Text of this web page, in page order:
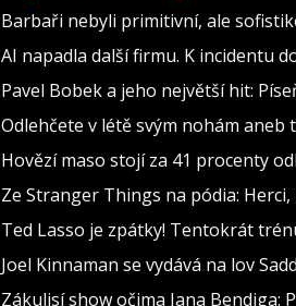
Barbaři nebyli primitivní, ale
AI napadla další firmu. K incidentu
Pavel Bobek a jeho největší hit:
Odlehčete v létě svým nohám
Hovězí maso stojí za 41 procenty
Ze Stranger Things na pódia:
Ted Lasso je zpátky! Tentokrát
Joel Kinnaman se vydává na lov
Zákulisí show očima Jana